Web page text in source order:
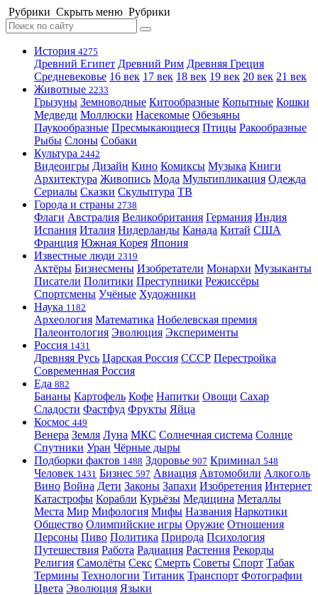
Рубрики Скрыть меню Рубрики
История 4275
Древний Египет Древний Рим Древняя Греция
Средневековье 16 век 17 век 18 век 19 век 20 век 21 век
Животные 2233
Грызуны Земноводные Китообразные Копытные Кошки
Медведи Моллюски Насекомые Обезьяны
Паукообразные Пресмыкающиеся Птицы Ракообразные
Рыбы Слоны Собаки
Культура 2442
Видеоигры Дизайн Кино Комиксы Музыка Книги
Архитектура Живопись Мода Мультипликация Одежда
Сериалы Сказки Скульптура ТВ
Города и страны 2738
Флаги Австралия Великобритания Германия Индия
Испания Италия Нидерланды Канада Китай США
Франция Южная Корея Япония
Известные люди 2319
Актёры Бизнесмены Изобретатели Монархи Музыканты
Писатели Политики Преступники Режиссёры
Спортсмены Учёные Художники
Наука 1182
Археология Математика Нобелевская премия
Палеонтология Эволюция Эксперименты
Россия 1431
Древняя Русь Царская Россия СССР Перестройка
Современная Россия
Еда 882
Бананы Картофель Кофе Напитки Овощи Сахар
Сладости Фастфуд Фрукты Яйца
Космос 449
Венера Земля Луна МКС Солнечная система Солнце
Спутники Уран Чёрные дыры
Подборки фактов 1488 Здоровье 907 Криминал 548
Человек 1431 Бизнес 597 Авиация Автомобили Алкоголь
Вино Война Дети Законы Запахи Изобретения Интернет
Катастрофы Корабли Курьёзы Медицина Металлы
Места Мир Мифология Мифы Названия Наркотики
Общество Олимпийские игры Оружие Отношения
Персоны Пиво Политика Природа Психология
Путешествия Работа Радиация Растения Рекорды
Религия Самолёты Секс Смерть Советы Спорт Табак
Термины Технологии Титаник Транспорт Фотографии
Цвета Эволюция Языки